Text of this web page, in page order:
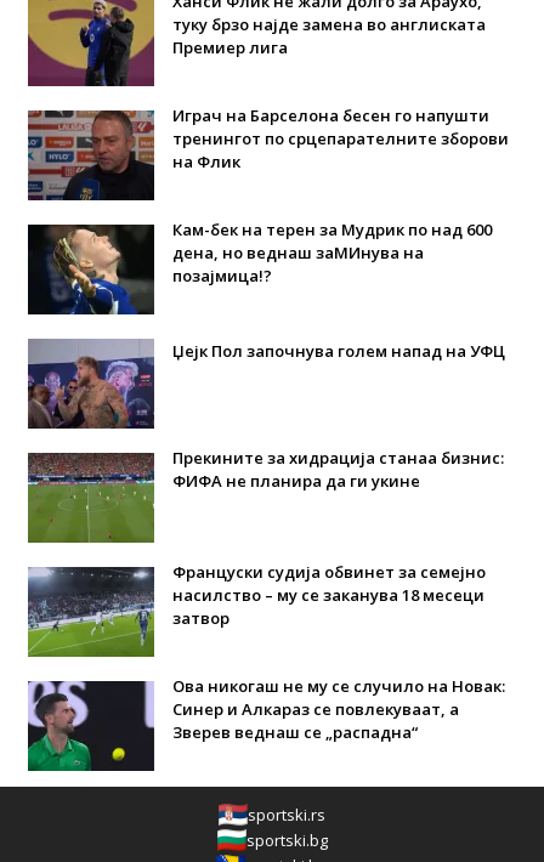
туку брзо најде замена во англиската
Премиер лига
Играч на Барселона бесен го напушти
тренингот по срцепарателните зборови
на Флик
Кам-бек на терен за Мудрик по над 600
дена, но веднаш заМИнува на
позајмица!?
Џејк Пол започнува голем напад на УФЦ
Прекините за хидрација станаа бизнис:
ФИФА не планира да ги укине
Француски судија обвинет за семејно
насилство – му се заканува 18 месеци
затвор
Ова никогаш не му се случило на Новак:
Синер и Алкараз се повлекуваат, а
Зверев веднаш се „распадна“
sportski.rs
sportski.bg